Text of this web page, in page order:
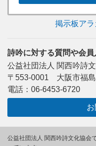
掲示板ア
詩吟に対する質問や会
公益社団法人 関西吟詩
〒553-0001 大阪市福
電話：06-6453-6720
公益社団法人 関西吟詩文化協会